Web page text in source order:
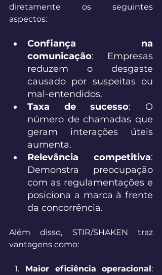
diretamente os seguintes
aspectos:
Confiança na
comunicação: Empresas
reduzem o desgaste
causado por suspeitas ou
mal-entendidos.
Taxa de sucesso: O
número de chamadas que
geram interações úteis
aumenta.
Relevância competitiva:
Demonstra preocupação
com as regulamentações e
posiciona a marca à frente
da concorrência.
Além disso, STIR/SHAKEN traz
vantagens como:
Maior eficiência operacional: